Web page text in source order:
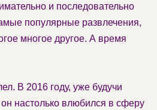
и последовательно
популярные развлечения,
многое другое. А время
В 2016 году, уже будучи
настолько влюбился в сферу